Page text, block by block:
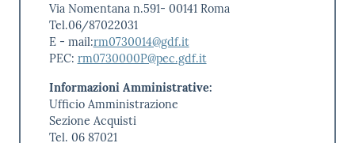
Via Nomentana n.591- 00141 Roma
Tel.06/87022031
E - mail:rm0730014@gdf.it
PEC: rm0730000P@pec.gdf.it
Informazioni Amministrative:
Ufficio Amministrazione
Sezione Acquisti
Tel. 06 87021